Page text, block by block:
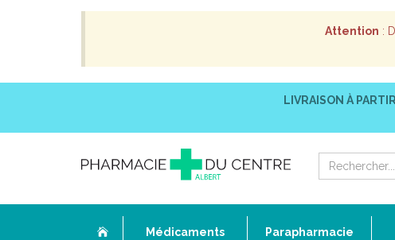
Attention :
LIVRAISON À
Médicaments Parapharmacie